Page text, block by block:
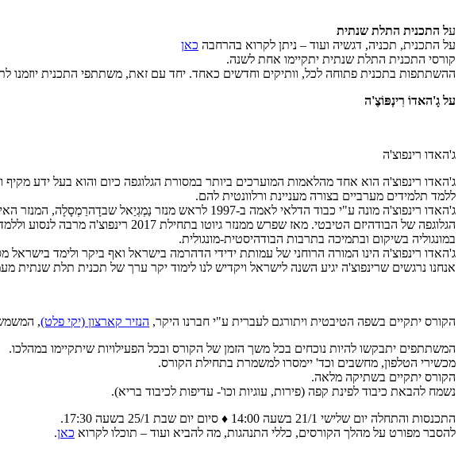
על התכנית התלת שנתית
על התכנית, תכניה, דגשיה ועוד – ניתן לקרוא בהרחבה כאן
קורסי התכנית התלת שנתית יתקיימו אחת לשנה.
ההשתתפות בתכנית פתוחה לכל, וותיקים וחדשים כאחד. יחד עם זאת, משתתפי התכנית יוזמנו
על גָ'האדוֹ רִינְפּוֹצֶ'ה
ג'האדו רינפוצ'ה
ג'האדו רינפוצ'ה הוא אחד מהלאמות המוערכים ביותר במסורת הגלוגפה כיום והוא בעל ידע מקיף
ללמד תלמידים מערביים בצורה מעניינת ורלוונטית להם.
הגלוגפה של הבודהיזם הטיבטי. מאז
במונגוליה בשיקום ובתמיכה בתרבות הבודהיסטית-מונגולית.
ג'האדו רינפוצ'ה הינו המורה הרוחני של עמותת ידידי הדהרמה בישראל ואף ביקר ולימד בישראל
אנחנו נרגשים שרינפוצ'ה יגיע השנה לישראל ויקדיש לנו לימוד יקר ערך של תכנית תלת שנתית
הקורס יתקיים בשפה הטיבטית ויתורגם לעברית ע"י חברנו היקר, הנזיר קארצון (יקי פלט), המשמש
המשתתפים יתבקשו להיות נוכחים בכל משך הזמן של הקורס ובכל הפעילויות שיתקיימו במהלכו.
מכשירי הטלפון, מחשבים וכד' יימסרו למשמרת בתחילת הקורס.
הקורס יתקיים בשתיקה מלאה.
נשמח להבאת כיבוד לפינת קפה (פירות, עוגיות וכו'- עדיפות לכיבוד בריא).
התכנסות והתחלה יום שלישי 21/1 בשעה 14:00 ♦ סיום יום שבת 25/1 בשעה 17:30.
להסבר מפורט על מהלך הקורסים, כללי התנהגות, מה להביא ועוד – תוכלו לקרוא כאן.